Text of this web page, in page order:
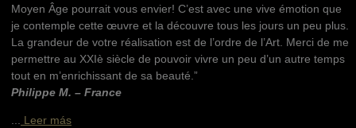
Moyen Âge pourrait vous envier! C’est avec une vive émotion que
je contemple cette œuvre et la découvre tous les jours un peu plus.
La grandeur de votre réalisation est de l’ordre de l’Art. Merci de me
permettre au XXIè siècle de pouvoir vivre un peu d’un autre temps
tout en m’enrichissant de sa beauté.”
Philippe M. – France
Leer más